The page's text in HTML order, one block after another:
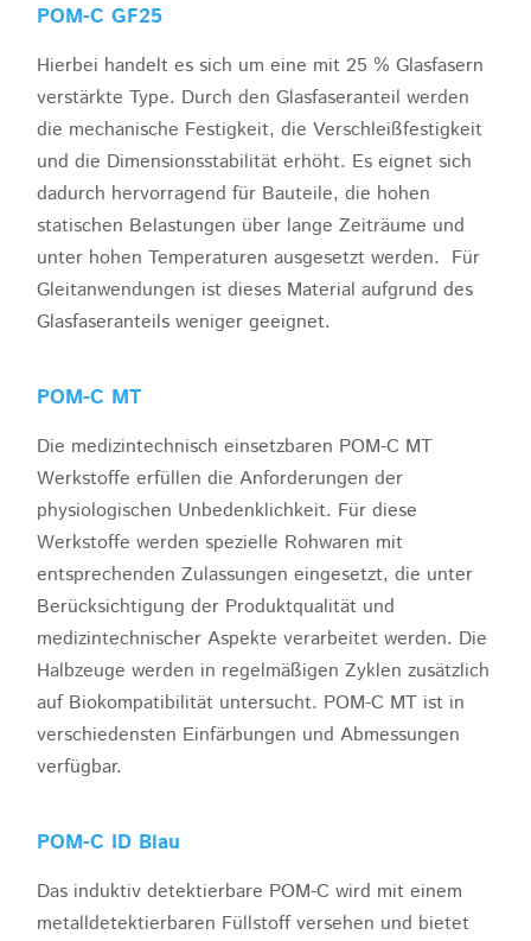
POM-C GF25
Hierbei handelt es sich um eine mit 25 % Glasfasern
verstärkte Type. Durch den Glasfaseranteil werden
die mechanische Festigkeit, die Verschleißfestigkeit
und die Dimensionsstabilität erhöht. Es eignet sich
dadurch hervorragend für Bauteile, die hohen
statischen Belastungen über lange Zeiträume und
unter hohen Temperaturen ausgesetzt werden. Für
Gleitanwendungen ist dieses Material aufgrund des
Glasfaseranteils weniger geeignet.
POM-C MT
Die medizintechnisch einsetzbaren POM-C MT
Werkstoffe erfüllen die Anforderungen der
physiologischen Unbedenklichkeit. Für diese
Werkstoffe werden spezielle Rohwaren mit
entsprechenden Zulassungen eingesetzt, die unter
Berücksichtigung der Produktqualität und
medizintechnischer Aspekte verarbeitet werden. Die
Halbzeuge werden in regelmäßigen Zyklen zusätzlich
auf Biokompatibilität untersucht. POM-C MT ist in
verschiedensten Einfärbungen und Abmessungen
verfügbar.
POM-C ID Blau
Das induktiv detektierbare POM-C wird mit einem
metalldetektierbaren Füllstoff versehen und bietet